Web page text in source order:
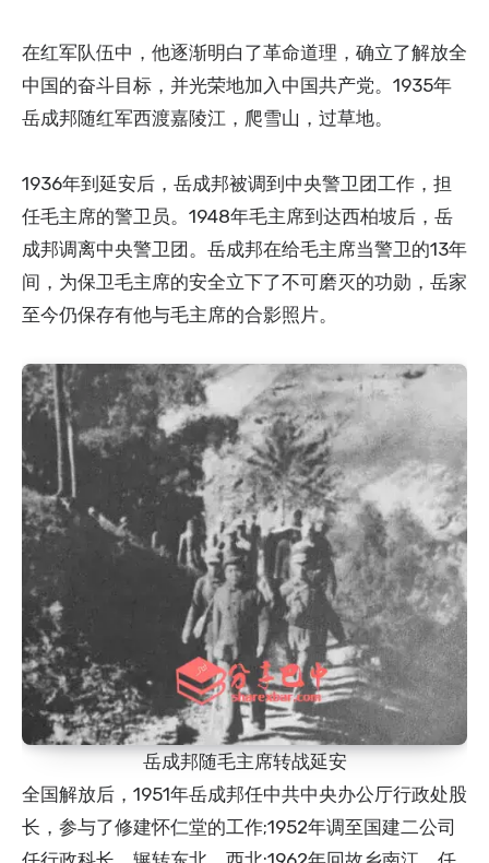
在红军队伍中，他逐渐明白了革命道理，确立了解放全
中国的奋斗目标，并光荣地加入中国共产党。1935年
岳成邦随红军西渡嘉陵江，爬雪山，过草地。
1936年到延安后，岳成邦被调到中央警卫团工作，担
任毛主席的警卫员。1948年毛主席到达西柏坡后，岳
成邦调离中央警卫团。岳成邦在给毛主席当警卫的13年
间，为保卫毛主席的安全立下了不可磨灭的功勋，岳家
至今仍保存有他与毛主席的合影照片。
岳成邦随毛主席转战延安
全国解放后，1951年岳成邦任中共中央办公厅行政处股
长，参与了修建怀仁堂的工作;1952年调至国建二公司